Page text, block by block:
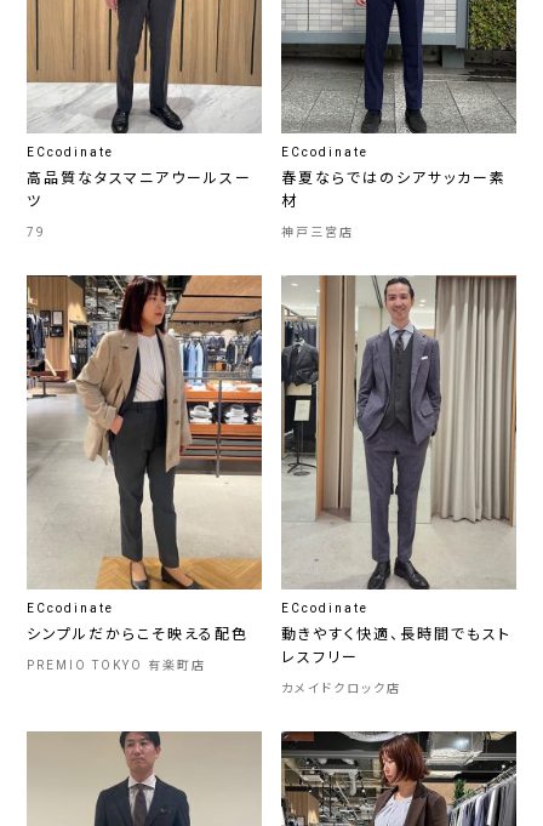
ECcodinate
高品質なタスマニアウールスー
ツ
79
ECcodinate
春夏ならではのシアサッカー素
材
神戸三宮店
ECcodinate
シンプルだからこそ映える配色
PREMIO TOKYO 有楽町店
ECcodinate
動きやすく快適、長時間でもスト
レスフリー
カメイドクロック店